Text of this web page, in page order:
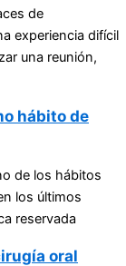
de
experiencia difícil
una reunión,
hábito de
de los hábitos
los últimos
reservada
oral